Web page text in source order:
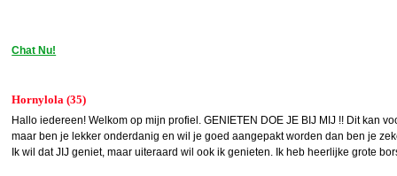
Chat Nu!
Hornylola (35)
Hallo iedereen! Welkom op mijn profiel. GENIETEN DOE JE BIJ MIJ !! Dit kan
maar ben je lekker onderdanig en wil je goed aangepakt worden dan ben je
Ik wil dat JIJ geniet, maar uiteraard wil ook ik genieten. Ik heb heerlijke grote